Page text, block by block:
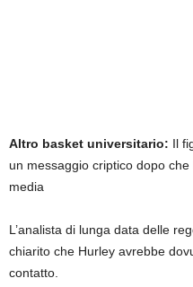
Altro basket universitario: Il
un messaggio criptico dopo
media
L’analista di lunga data delle
chiarito che Hurley avrebbe
contatto.